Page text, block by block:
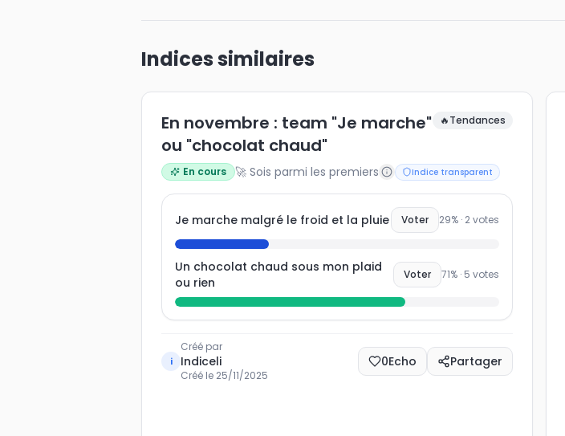
Indices similaires
En novembre : team "Je marche"
ou "chocolat chaud"
🔥Tendances
En cours 🚀 Sois parmi les premiers Indice transparent
Je marche malgré le froid et la pluie Voter 29% · 2votes
Un chocolat chaud sous mon plaid
ou rien
Voter 71% · 5 votes
i
Créé par
Indiceli
Créé le 25/11/2025
0Echo Partager